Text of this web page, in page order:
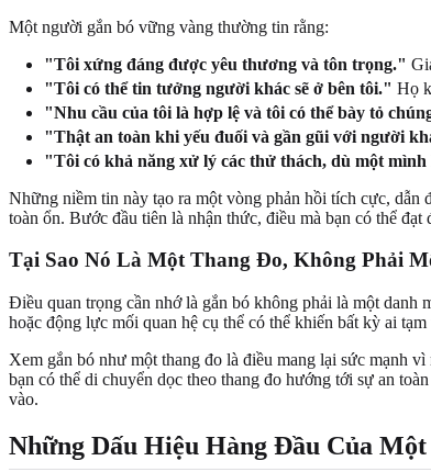
Một người gắn bó vững vàng thường tin rằng:
"Tôi xứng đáng được yêu thương và tôn trọng."
"Tôi có thể tin tưởng người khác sẽ ở bên tôi." Họ
"Nhu cầu của tôi là hợp lệ và tôi có thể bày tỏ
"Thật an toàn khi yếu đuối và gần gũi với người
"Tôi có khả năng xử lý các thử thách, dù một
Những niềm tin này tạo ra một vòng phản hồi tích cực, dẫn
toàn ổn. Bước đầu tiên là nhận thức, điều mà bạn có thể đạt
Tại Sao Nó Là Một Thang Đo, Không Phải
Điều quan trọng cần nhớ là gắn bó không phải là một danh
hoặc động lực mối quan hệ cụ thể có thể khiến bất kỳ ai
Xem gắn bó như một thang đo là điều mang lại sức mạnh
bạn có thể di chuyển dọc theo thang đo hướng tới sự an
vào.
Những Dấu Hiệu Hàng Đầu Của